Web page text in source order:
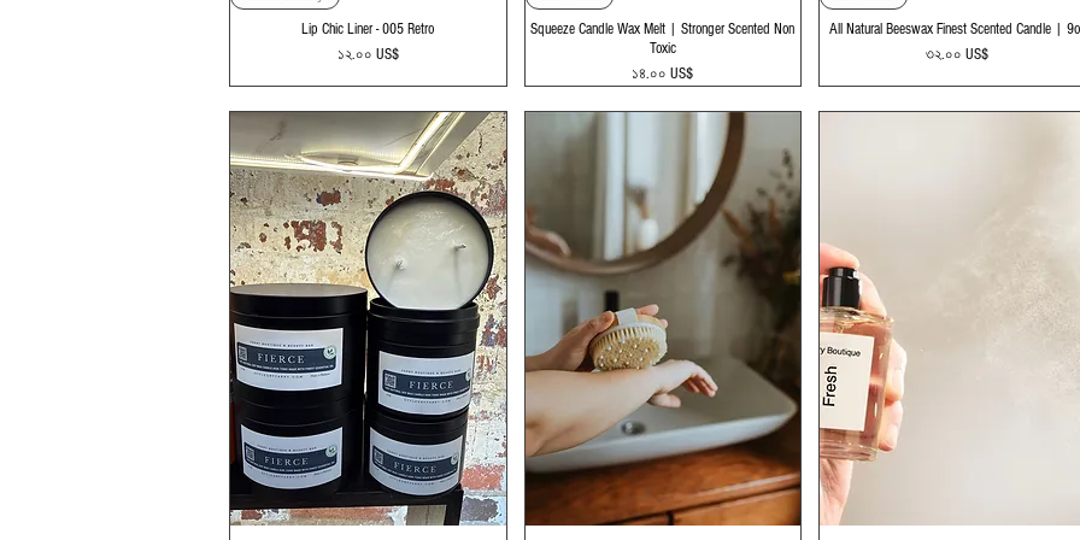
Lip Chic Liner - 005 Retro
Price
১২.০০ US$
Squeeze Candle Wax Melt | Stronger Scented Non
Toxic
Price
১৪.০০ US$
All Natural Beeswax Finest Scented Candle |
Price
৩২.০০ US$